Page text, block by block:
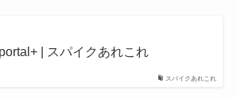
スパイクあれこれ
| スパイクあれこれ